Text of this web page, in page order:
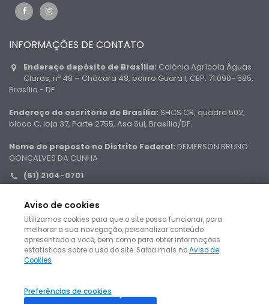
Aviso de cookies
Utilizamos cookies para que o site possa funcionar, para
melhorar a sua navegação, personalizar conteúdo
apresentado a você, bem como para obter informações
estatísticas sobre o uso do site. Saiba mais noAviso de
Cookies
Preferências de cookies
INFORMAÇÕES DE CONTATO
Endereço depósito de Brasília: Colônia Agrícola Águas
Claras, nº 48 – Chácara 48, bairro Guara I, CEP. 71.090- 585,
Brasília - DF
Endereço do escritório de Brasília: SHCS CR, quadra 502,
bloco C, loja 37, Parte 2755, Asa Sul, Brasília/DF.
Nome do preposto no Distrito Federal: DEMERSON BRUNO
GONÇALVES DA CUNHA
(61) 2104-0701
contato@cidafixerleiloes.com.br
© Copyright Leiloes Judiciais no Brasil. Todos direitos
reservados.